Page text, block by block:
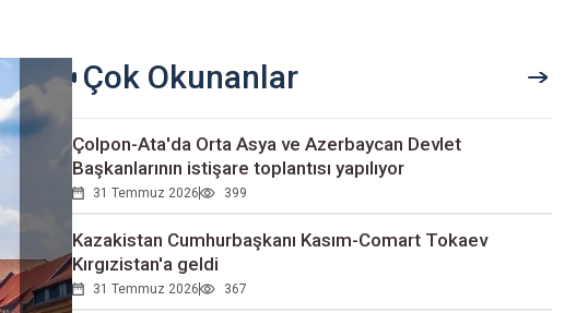
Çok Okunanlar
Çolpon-Ata'da Orta Asya ve Azerbaycan Devlet
Başkanlarının istişare toplantısı yapılıyor
31 Temmuz 2026 399
Kazakistan Cumhurbaşkanı Kasım-Comart Tokaev
Kırgızistan'a geldi
31 Temmuz 2026 367